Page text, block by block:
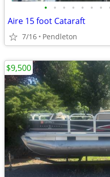
• • • • • • •
Aire 15 foot Cataraft
7/16 Pendleton
$9,500